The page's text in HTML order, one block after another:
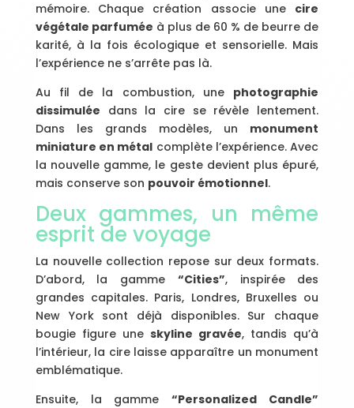
mémoire. Chaque création associe une cire
végétale parfumée à plus de 60 % de beurre de
karité, à la fois écologique et sensorielle. Mais
l’expérience ne s’arrête pas là.
Au fil de la combustion, une photographie
dissimulée dans la cire se révèle lentement.
Dans les grands modèles, un monument
miniature en métal complète l’expérience. Avec
la nouvelle gamme, le geste devient plus épuré,
mais conserve son pouvoir émotionnel.
Deux gammes, un même
esprit de voyage
La nouvelle collection repose sur deux formats.
D’abord, la gamme “Cities”, inspirée des
grandes capitales. Paris, Londres, Bruxelles ou
New York sont déjà disponibles. Sur chaque
bougie figure une skyline gravée, tandis qu’à
l’intérieur, la cire laisse apparaître un monument
emblématique.
Ensuite, la gamme“Personalized Candle”